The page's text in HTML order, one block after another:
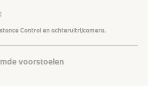
Control en achteruitrijcamera.
voorstoelen